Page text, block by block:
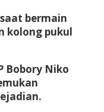
bermain
kolong pukul
Bobory Niko